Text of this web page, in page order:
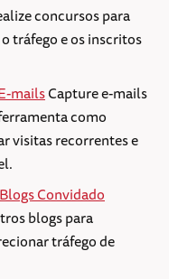
concursos para
tráfego e os inscritos
mailsCapture e-mails
como
visitas recorrentes e
Convidado
blogs para
tráfego de